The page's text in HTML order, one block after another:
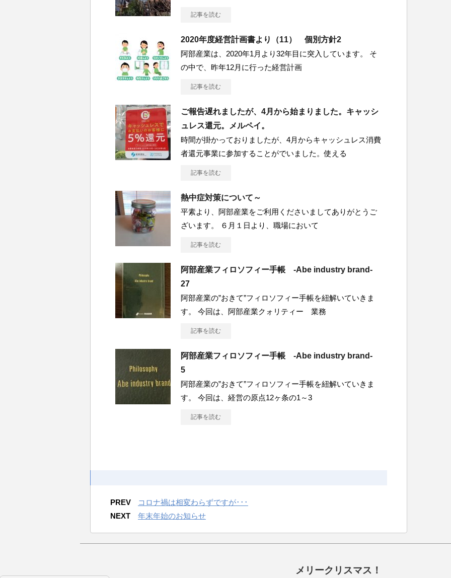
記事を読む
2020年度経営計画書より（11） 個別方針2
阿部産業は、2020年1月より32年目に突入しています。 そ
の中で、昨年12月に行った経営計画
記事を読む
ご報告遅れましたが、4月から始まりました。キャッシ
ュレス還元。メルペイ。
時間が掛かっておりましたが、4月からキャッシュレス消費
者還元事業に参加することがでいました。使える
記事を読む
熱中症対策について～
平素より、阿部産業をご利用くださいましてありがとうご
ざいます。 ６月１日より、職場において
記事を読む
阿部産業フィロソフィー手帳 -Abe industry brand-
27
阿部産業の”おきて”フィロソフィー手帳を紐解いていきま
す。 今回は、阿部産業クォリティー 業務
記事を読む
阿部産業フィロソフィー手帳 -Abe industry brand-
5
阿部産業の”おきて”フィロソフィー手帳を紐解いていきま
す。 今回は、経営の原点12ヶ条の1～3
記事を読む
PREV
コロナ禍は相変わらずですが･･･
NEXT
年末年始のお知らせ
メリークリスマス！